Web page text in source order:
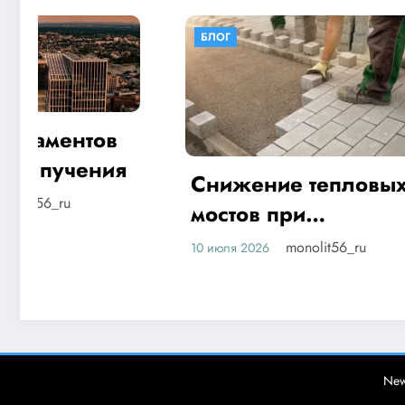
БЛОГ
Снижение тепловых
мостов при
реконструкции
monolit56_ru
БЛОГ